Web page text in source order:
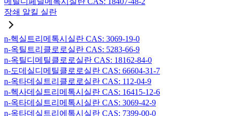
장쇄 알킬 실란
n-헥실트리메톡시실란 CAS: 3069-19-0
n-옥틸트리클로로실란 CAS: 5283-66-9
n-옥틸디메틸클로로실란 CAS: 18162-84-0
n-도데실디메틸클로로실란 CAS: 66604-31-7
n-옥타데실트리클로로실란 CAS: 112-04-9
n-헥사데실트리메톡시실란 CAS: 16415-12-6
n-옥타데실트리메톡시실란 CAS: 3069-42-9
n-옥타데실트리에톡시실란 CAS: 7399-00-0